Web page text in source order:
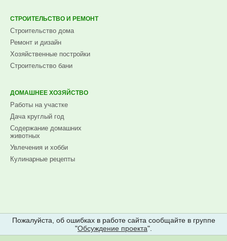
СТРОИТЕЛЬСТВО И РЕМОНТ
Строительство дома
Ремонт и дизайн
Хозяйственные постройки
Строительство бани
ДОМАШНЕЕ ХОЗЯЙСТВО
Работы на участке
Дача круглый год
Содержание домашних
животных
Увлечения и хобби
Кулинарные рецепты
Пожалуйста, об ошибках в работе сайта сообщайте в группе
"Обсуждение проекта".